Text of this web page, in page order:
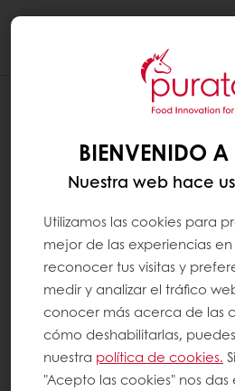
BIENVENIDO A
Nuestra web hace
Utilizamos las cookies para
mejor de las experiencias
reconocer tus visitas y
medir y analizar el tráfico
conocer más acerca de las
cómo deshabilitarlas,
nuestra política de cookies.
"Acepto las cookies" nos